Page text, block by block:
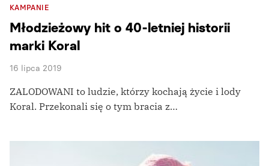
KAMPANIE
Młodzieżowy hit o 40-letniej historii
marki Koral
16 lipca 2019
ZALODOWANI to ludzie, którzy kochają życie i lody
Koral. Przekonali się o tym bracia z…